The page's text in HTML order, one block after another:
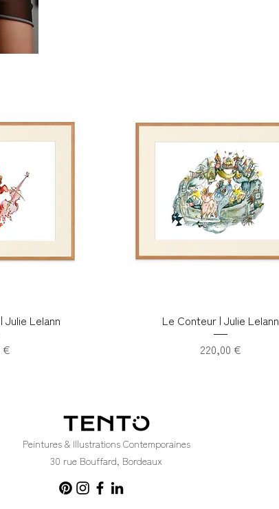
Julie Lelann
€
Le Conteur | Julie Lelann
Prix
220,00 €
Peintures & Illustrations Contemporaines
30 rue Bouffard, Bordeaux